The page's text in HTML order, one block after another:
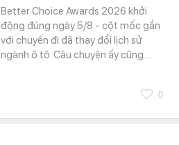
Better Choice Awards 2026 khởi
động đúng ngày 5/8 - cột mốc gắn
với chuyến đi đã thay đổi lịch sử
ngành ô tô. Câu chuyện ấy cũng…
0